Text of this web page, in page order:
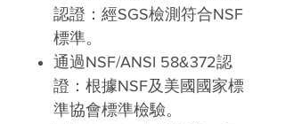
認證：經SGS檢測符合NSF
標準。
通過NSF/ANSI 58&372認
證：根據NSF及美國國家標
準協會標準檢驗。